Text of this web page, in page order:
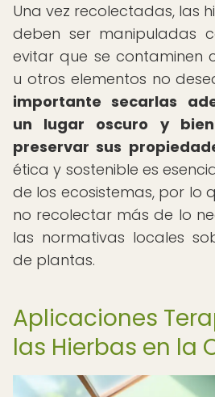
Una vez recolectadas, las
deben ser manipuladas
evitar que se contaminen
u otros elementos no
importante secarlas
un lugar oscuro y
preservar sus
ética y sostenible es
de los ecosistemas, por lo
no recolectar más de lo
las normativas locales
de plantas.
Aplicaciones
las Hierbas en la